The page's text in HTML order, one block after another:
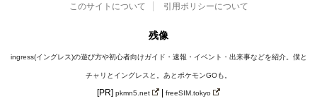
このサイトについて 引用ポリシーについて
残像
ingress(イングレス)の遊び方や初心者向けガイド・速報・イベント・出来事などを紹介。僕と
チャリとイングレスと。あとポケモンGOも。
[PR]pkmn5.net | freeSIM.tokyo